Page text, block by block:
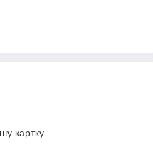
картку